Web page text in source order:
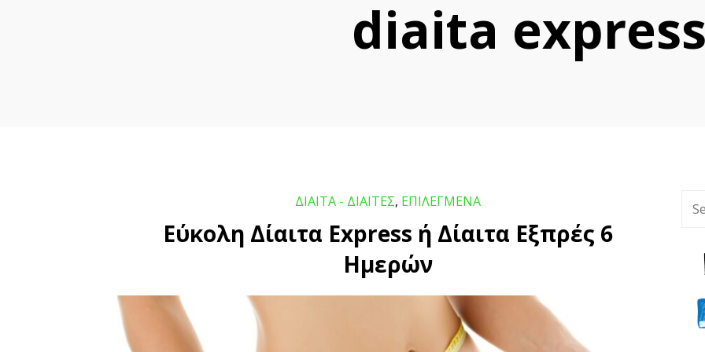
diaita
ΔΙΑΙΤΑ - ΔΙΑΙΤΕΣ, ΕΠΙΛΕΓΜΕΝΑ
Εύκολη Δίαιτα Express ή Δίαιτα Εξπρές 6
Ημερών